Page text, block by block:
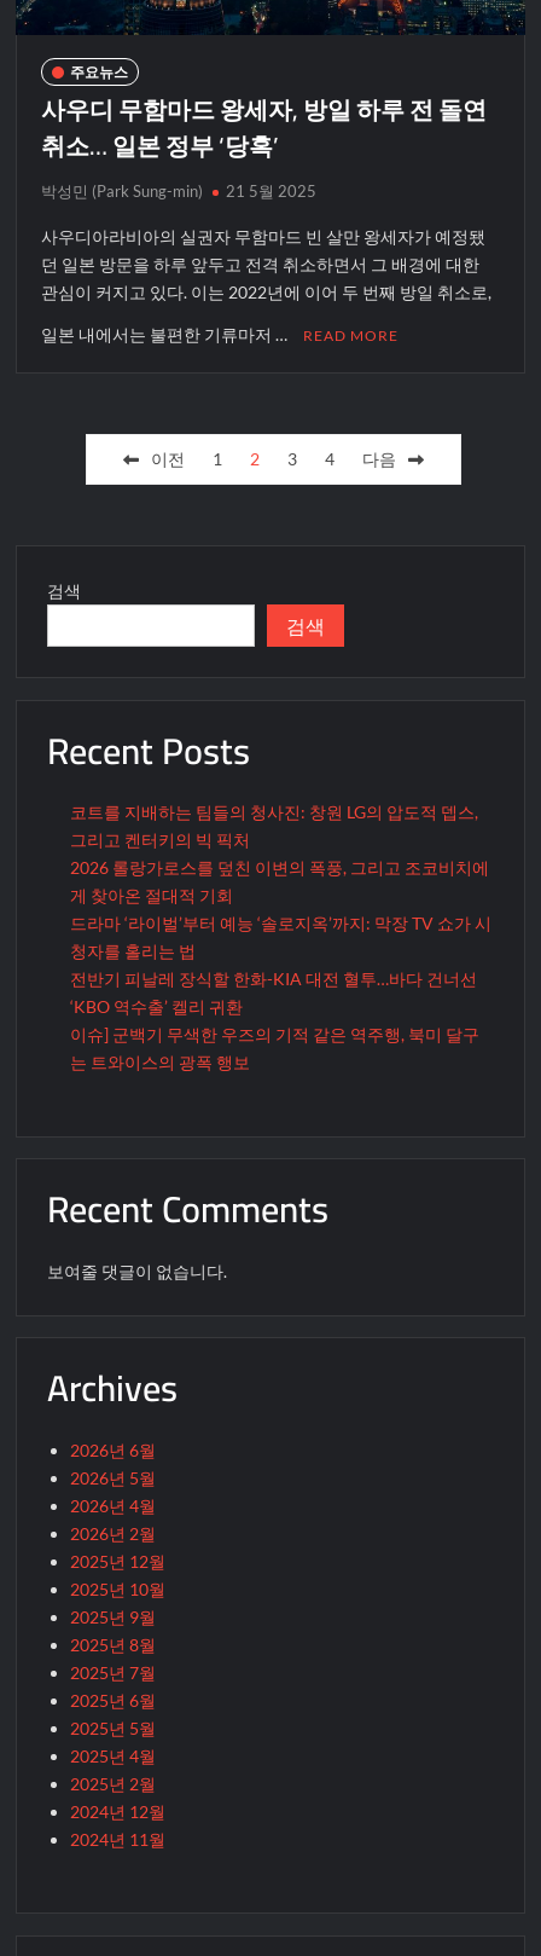
주요뉴스
사우디 무함마드 왕세자, 방일 하루 전 돌연
취소… 일본 정부 ‘당혹’
박성민 (Park Sung-min) 21 5월 2025
사우디아라비아의 실권자 무함마드 빈 살만 왕세자가 예정됐
던 일본 방문을 하루 앞두고 전격 취소하면서 그 배경에 대한
관심이 커지고 있다. 이는 2022년에 이어 두 번째 방일 취소로,
일본 내에서는 불편한 기류마저 … READ MORE
이전 1 2 3 4 다음
검색
검색
Recent Posts
코트를 지배하는 팀들의 청사진: 창원 LG의 압도적 뎁스,
그리고 켄터키의 빅 픽처
2026 롤랑가로스를 덮친 이변의 폭풍, 그리고 조코비치에
게 찾아온 절대적 기회
드라마 ‘라이벌’부터 예능 ‘솔로지옥’까지: 막장 TV 쇼가 시
청자를 홀리는 법
전반기 피날레 장식할 한화-KIA 대전 혈투…바다 건너선
‘KBO 역수출’ 켈리 귀환
이슈] 군백기 무색한 우즈의 기적 같은 역주행, 북미 달구
는 트와이스의 광폭 행보
Recent Comments
보여줄 댓글이 없습니다.
Archives
2026년 6월
2026년 5월
2026년 4월
2026년 2월
2025년 12월
2025년 10월
2025년 9월
2025년 8월
2025년 7월
2025년 6월
2025년 5월
2025년 4월
2025년 2월
2024년 12월
2024년 11월